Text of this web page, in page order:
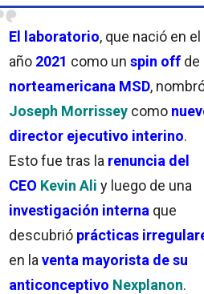
El laboratorio, que nació en el
año 2021 como un spin off de
norteamericana MSD,
Joseph Morrissey como
director ejecutivo interino.
Esto fue tras la renuncia del
CEO Kevin Ali y luego de una
investigación interna que
descubrió prácticas
en la venta mayorista de su
anticonceptivo Nexplanon.